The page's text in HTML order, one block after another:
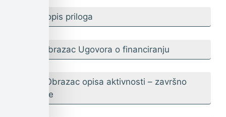
8. Popis priloga
9. Obrazac Ugovora o financiranju
10. Obrazac opisa aktivnosti – završno
izvješće